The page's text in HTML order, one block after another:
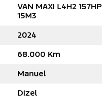
VAN MAXI L4H2
15M3
2024
68.000 Km
Manuel
Dizel